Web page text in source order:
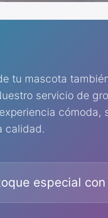
tu mascota
servicio de
cómoda,
calidad.
especial con